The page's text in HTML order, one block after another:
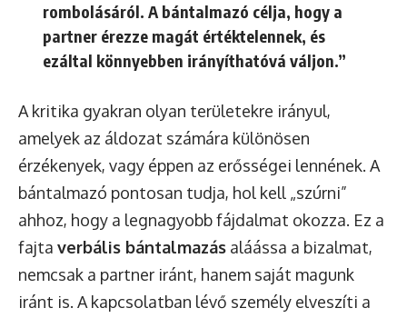
rombolásáról. A bántalmazó célja, hogy a
partner érezze magát értéktelennek, és
ezáltal könnyebben irányíthatóvá váljon.”
A kritika gyakran olyan területekre irányul,
amelyek az áldozat számára különösen
érzékenyek, vagy éppen az erősségei lennének. A
bántalmazó pontosan tudja, hol kell „szúrni”
ahhoz, hogy a legnagyobb fájdalmat okozza. Ez a
fajta verbális bántalmazás aláássa a bizalmat,
nemcsak a partner iránt, hanem saját magunk
iránt is. A kapcsolatban lévő személy elveszíti a